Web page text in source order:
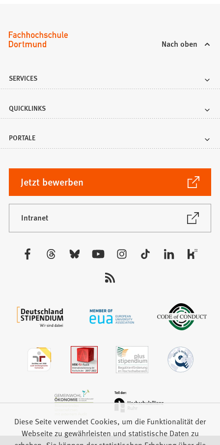
Nach oben
SERVICES
QUICKLINKS
PORTALE
Jetzt bewerben
(Öffnet
in
einem
neuen
Tab)
Intranet
(Öffnet
neuen
Besuchen
Diese Seite verwendet Cookies, um die Funktionalität der
Webseite zu gewährleisten und statistische Daten zu